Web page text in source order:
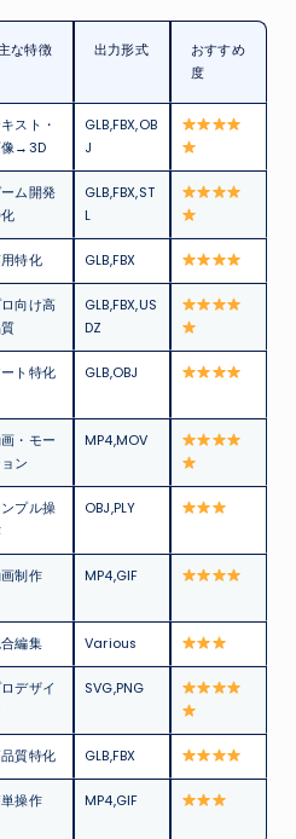
な特徴 出力形式
おすすめ
度
スト・
像→3D
GLB,FBX,OB
J
ム開発
GLB,FBX,ST
L
特化 GLB,FBX
向け高
GLB,FBX,US
DZ
ト特化 GLB,OBJ
・モー
ン
MP4,MOV
プル操
OBJ,PLY
制作 MP4,GIF
編集 Various
デザイ
SVG,PNG
質特化 GLB,FBX
操作 MP4,GIF